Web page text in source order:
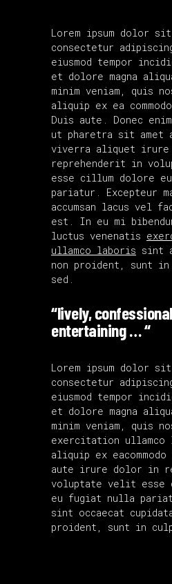
Lorem ipsum dolor sit
consectetur
eiusmod tempor
et dolore magna
minim veniam, quis
aliquip ex ea
Duis aute. Donec
ut pharetra sit amet
viverra aliquet
reprehenderit in
esse cillum dolore
pariatur. Excepteur
accumsan lacus vel
est. In eu mi
luctus venenatis
ullamco laboris sint
non proident, sunt
sed.
“lively,
entertaining … “
Lorem ipsum dolor sit
consectetur
eiusmod tempor
et dolore magna
minim veniam, quis
exercitation
aliquip ex
aute irure dolor in
voluptate velit esse
eu fugiat nulla
sint occaecat
proident, sunt in